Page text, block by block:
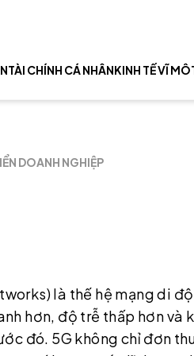
TÀI CHÍNH CÁ NHÂNKINH TẾ VĨ MÔ
DOANH NGHIỆP
là thế hệ mạng di
hơn, độ trễ thấp hơn và
đó. 5G không chỉ đơn